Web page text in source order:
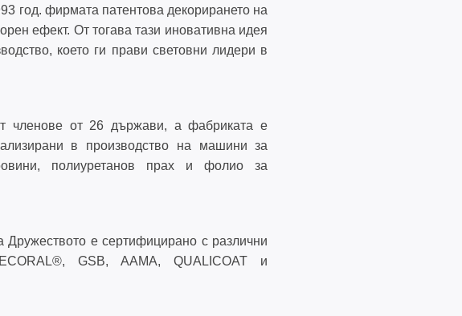
ДЪСКИ
С ПОВДИГАНЕ
год. фирмата патентова декорирането на
ефект. От тогава тази иновативна идея
което ги прави световни лидери в
членове от 26 държави, а фабриката е
в производство на машини за
полиуретанов прах и фолио за
Дружеството е сертифицирано с различни
GSB, AAMA, QUALICOAT и